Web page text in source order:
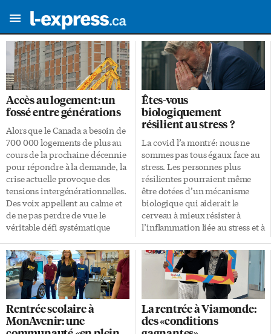
Accès au logement: un
fossé entre générations
Alors que le Canada a besoin de
700 000 logements de plus au
cours de la prochaine décennie
pour répondre à la demande, la
crise actuelle provoque des
tensions intergénérationnelles.
Des voix appellent au calme et
de ne pas perdre de vue le
véritable défi systématique
Statistique Canada révèle que
les jeunes sont les plus touchés
par le manque d’abordabilité
des logements. Sur les réseaux
sociaux notamment, plusieurs
pointent du doigt les baby-
boomers comme l’une des
Êtes-vous
biologiquement
résilient au stress ?
La covid l’a montré: nous ne
sommes pas tous égaux face au
stress. Les personnes plus
résilientes pourraient même
être dotées d’un mécanisme
biologique qui aiderait le
cerveau à mieux résister à
l’inflammation liée au stress et à
les souris, selon une nouvelle
étude québécoise, qui a conclu
que certaines d’entre elles
bénéficieraient d’une meilleure
étanchéité de la barrière
hématoencéphalique, celle qui
gère les échanges entre la
Rentrée scolaire à
MonAvenir: une
La rentrée à Viamonde:
des «conditions